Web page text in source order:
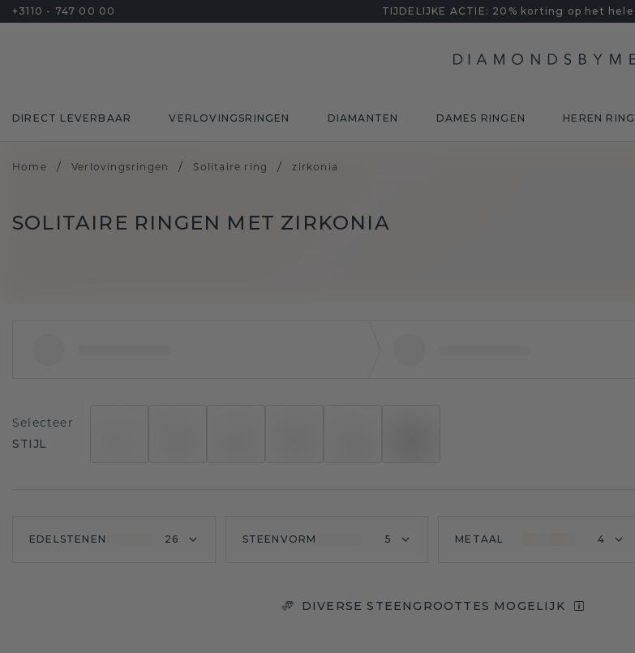
+3110 - 747 00 00 TIJDELIJKE ACTIE: 20% korting op het
DIRECT LEVERBAAR VERLOVINGSRINGEN DIAMANTEN DAMES RINGEN HEREN
Home / Verlovingsringen / Solitaire ring / zirkonia
SOLITAIRE RINGEN MET ZIRKONIA
Selecteer
STIJL
EDELSTENEN 26 STEENVORM 5 METAAL 4
DIVERSE STEENGROOTTES MOGELIJK